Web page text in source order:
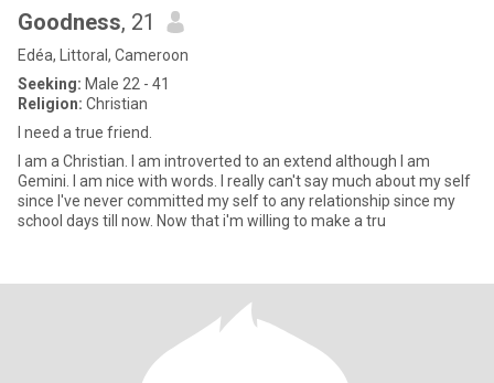
Goodness, 21
Edéa, Littoral, Cameroon
Seeking: Male 22 - 41
Religion: Christian
I need a true friend.
I am a Christian. I am introverted to an extend although I am
Gemini. I am nice with words. I really can't say much about my self
since I've never committed my self to any relationship since my
school days till now. Now that i'm willing to make a tru